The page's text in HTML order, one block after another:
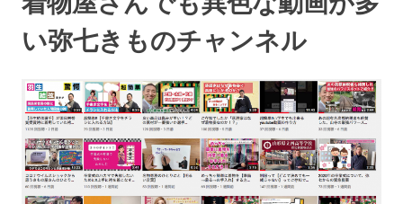
い弥七きものチャンネル